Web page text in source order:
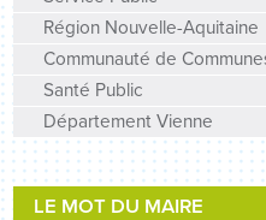
Région Nouvelle-Aquitaine
Communauté de
Santé Public
Département Vienne
LE MOT DU MAIRE